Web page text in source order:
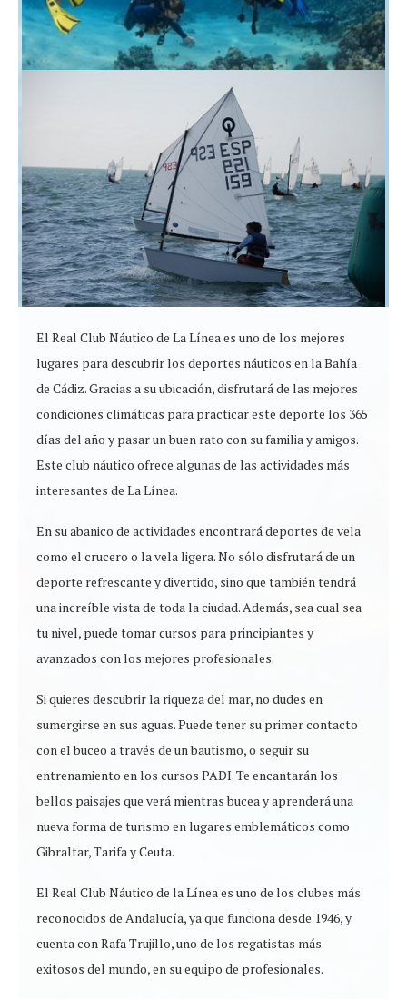
El Real Club Náutico de La Línea es uno de los mejores
lugares para descubrir los deportes náuticos en la Bahía
de Cádiz. Gracias a su ubicación, disfrutará de las mejores
condiciones climáticas para practicar este deporte los 365
días del año y pasar un buen rato con su familia y amigos.
Este club náutico ofrece algunas de las actividades más
interesantes de La Línea.
En su abanico de actividades encontrará deportes de vela
como el crucero o la vela ligera. No sólo disfrutará de un
deporte refrescante y divertido, sino que también tendrá
una increíble vista de toda la ciudad. Además, sea cual sea
tu nivel, puede tomar cursos para principiantes y
avanzados con los mejores profesionales.
Si quieres descubrir la riqueza del mar, no dudes en
sumergirse en sus aguas. Puede tener su primer contacto
con el buceo a través de un bautismo, o seguir su
entrenamiento en los cursos PADI. Te encantarán los
bellos paisajes que verá mientras bucea y aprenderá una
nueva forma de turismo en lugares emblemáticos como
Gibraltar, Tarifa y Ceuta.
El Real Club Náutico de la Línea es uno de los clubes más
reconocidos de Andalucía, ya que funciona desde 1946, y
cuenta con Rafa Trujillo, uno de los regatistas más
exitosos del mundo, en su equipo de profesionales.